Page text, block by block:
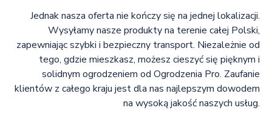
Jednak nasza oferta nie kończy się na jednej lokalizacji.
Wysyłamy nasze produkty na terenie całej Polski,
zapewniając szybki i bezpieczny transport. Niezależnie od
tego, gdzie mieszkasz, możesz cieszyć się pięknym i
solidnym ogrodzeniem od Ogrodzenia Pro. Zaufanie
klientów z całego kraju jest dla nas najlepszym dowodem
na wysoką jakość naszych usług.